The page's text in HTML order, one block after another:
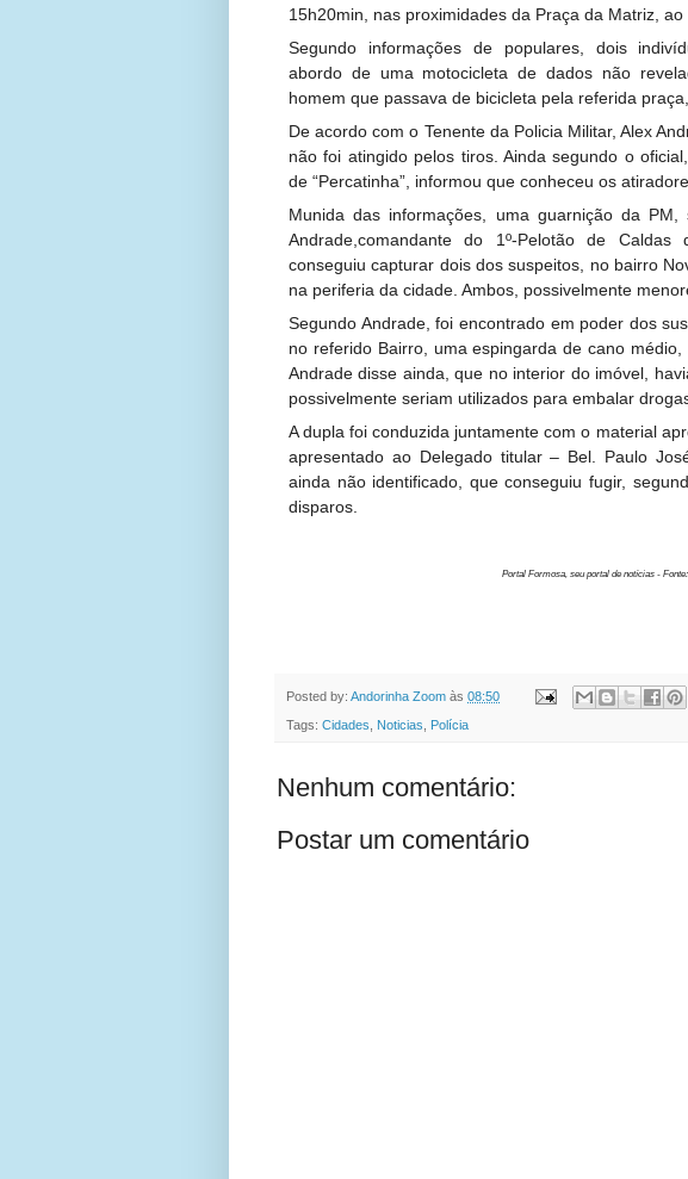
15h20min, nas proximidades da Praça da Matriz, ao
Segundo informações de populares, dois
abordo de uma motocicleta de dados não
homem que passava de bicicleta pela referida
De acordo com o Tenente da Policia Militar, Alex
não foi atingido pelos tiros. Ainda segundo o
de “Percatinha”, informou que conheceu os
Munida das informações, uma guarnição da
Andrade,comandante do 1º-Pelotão de
conseguiu capturar dois dos suspeitos, no bairro
na periferia da cidade. Ambos, possivelmente
Segundo Andrade, foi encontrado em poder dos
no referido Bairro, uma espingarda de cano
Andrade disse ainda, que no interior do imóvel,
possivelmente seriam utilizados para embalar
A dupla foi conduzida juntamente com o material
apresentado ao Delegado titular – Bel. Paulo
ainda não identificado, que conseguiu fugir,
disparos.
Portal Formosa, seu portal de notícias -
Posted by: Andorinha Zoom às 08:50
Tags: Cidades Noticias Polícia
Nenhum comentário:
Postar um comentário